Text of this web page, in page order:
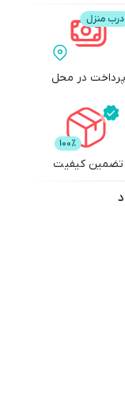
پرداخت در محل
تضمین کیفیت